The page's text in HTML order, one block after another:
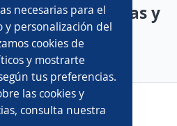
necesarias para el
personalización del
cookies de
y mostrarte
tus preferencias.
las cookies y
consulta nuestra
síntomas, causas y
- 2026 DGNET LTD.
/